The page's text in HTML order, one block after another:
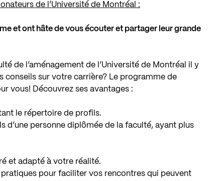
de l’Université de Montréal :
et ont hâte de vous écouter et partager leur grande
de l’aménagement de l’Université de Montréal il y
conseils sur votre carrière? Le programme de
vous! Découvrez ses avantages :
le répertoire de profils.
d’une personne diplômée de la faculté, ayant plus
et adapté à votre réalité.
pour faciliter vos rencontres qui peuvent